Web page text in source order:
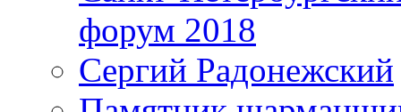
форум 2018
Сергий Радонежский